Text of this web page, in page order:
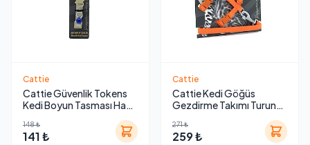
Cattie
Cattie Güvenlik Tokens
Kedi Boyun Tasması Haki
148 ₺
141 ₺
Cattie
Cattie Kedi Göğüs
Gezdirme Takımı Turuncu
271 ₺
259 ₺